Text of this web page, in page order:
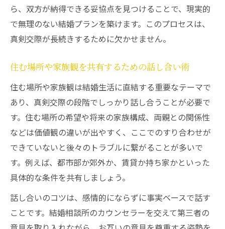
ら、双方が納得できる妥協点を見つけることで、現実的
で無理のない結婚プランを築けます。このプロセスは、
真剣交際が長続きするために欠かせません。
住む場所や家族観を共有するための話し合い術
住む場所や家族観は結婚生活に直結する重要なテーマで
あり、真剣交際の段階でしっかり話し合うことが必要で
す。住む場所の希望や将来の家族構成、両親との関係性
などは価値観の違いが出やすく、ここでのすり合わせが
できていないと後々のトラブルに繋がることが多いで
す。例えば、都市部か郊外か、賃貸か持ち家かといった
具体的な条件を共有しましょう。
話し合いのコツは、感情的にならずに事実ベースで話す
ことです。結婚相談所のカウンセラーを交えて第三者の